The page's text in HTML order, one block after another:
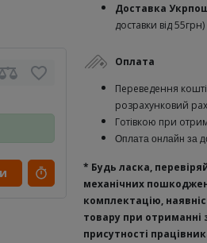
Доставка
доставки від 55грн)
Оплата
Переведення
розрахунковий
Готівкою при
Оплата онлайн за
* Будь ласка,
механічних
комплектацію,
товару при отриманні
присутності